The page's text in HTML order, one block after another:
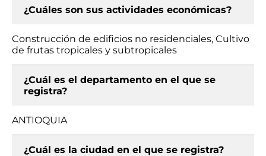
¿Cuáles son sus actividades económicas?
Construcción de edificios no residenciales, Cultivo
de frutas tropicales y subtropicales
¿Cuál es el departamento en el que se
registra?
ANTIOQUIA
¿Cuál es la ciudad en el que se registra?